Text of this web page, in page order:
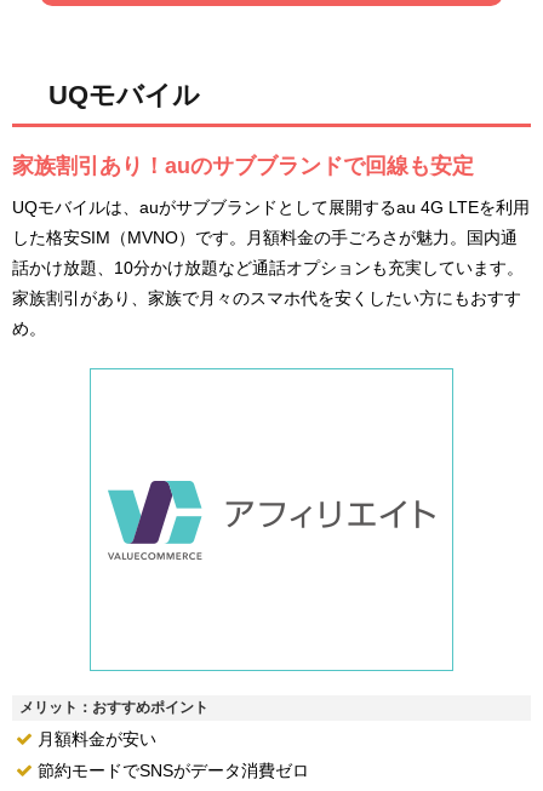
UQモバイル
家族割引あり！auのサブブランドで回線も安定
UQモバイルは、auがサブブランドとして展開するau 4G LTEを利用
した格安SIM（MVNO）です。月額料金の手ごろさが魅力。国内通
話かけ放題、10分かけ放題など通話オプションも充実しています。
家族割引があり、家族で月々のスマホ代を安くしたい方にもおすす
め。
メリット：おすすめポイント
月額料金が安い
節約モードでSNSがデータ消費ゼロ